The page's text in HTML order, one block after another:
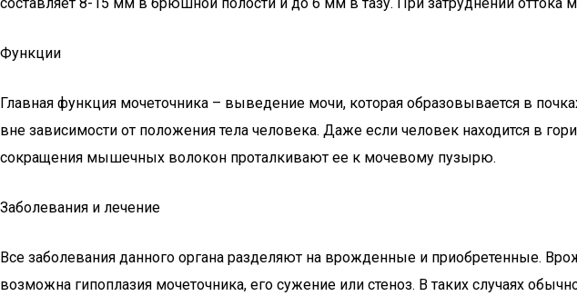
Функции
Главная функция мочеточника – выведение мочи, которая образовывается в
вне зависимости от положения тела человека. Даже если человек находится в
сокращения мышечных волокон проталкивают ее к мочевому пузырю.
Заболевания и лечение
Все заболевания данного органа разделяют на врожденные и приобретенные.
возможна гипоплазия мочеточника, его сужение или стеноз. В таких случаях